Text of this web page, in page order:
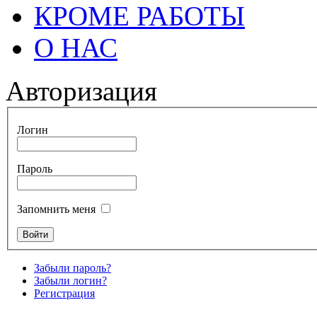
КРОМЕ РАБОТЫ
О НАС
Авторизация
Логин
Пароль
Запомнить меня
Забыли пароль?
Забыли логин?
Регистрация